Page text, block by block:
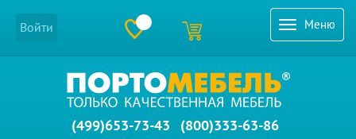
Меню
Войти
(499)653-73-43 (800)333-63-86